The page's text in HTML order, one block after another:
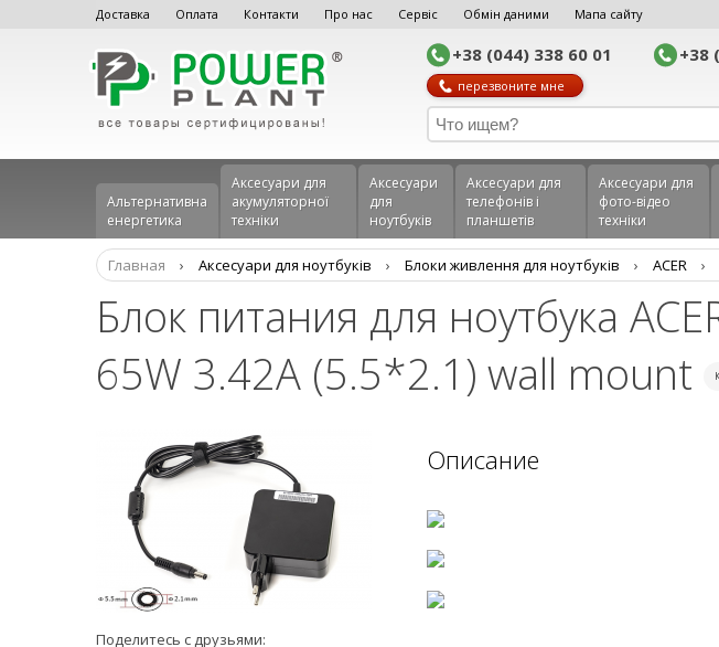
Доставка Оплата Контакти Про нас Сервіс Обмін даними Мапа сайту
+38 (044) 338 60 01 +38
перезвоните мне
Альтернативна
енергетика
Аксесуари для
акумуляторної
техніки
Аксесуари
для
ноутбуків
Аксеcуари для
телефонів і
планшетів
Аксесуари для
фото-відео
техніки
Главная › Аксесуари для ноутбуків › Блоки живлення для ноутбуків › ACER ›
Блок питания для ноутбука
65W 3.42A (5.5*2.1) wall mount
Поделитесь с друзьями:
Описание